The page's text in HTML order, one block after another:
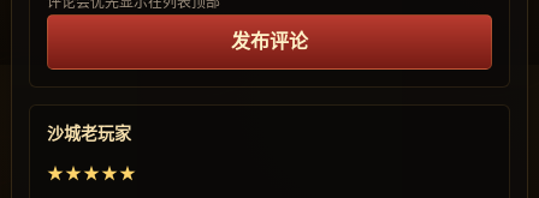
发布评论
沙城老玩家
★★★★★